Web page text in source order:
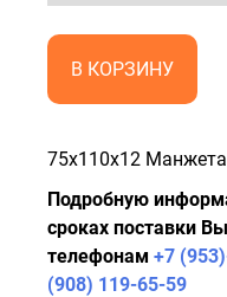
В КОРЗИНУ
75x110x12
Подробную
сроках поставки
телефонам +7
(908) 119-65-59